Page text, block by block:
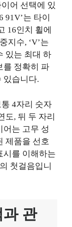
어 선택에 있
91V’는 타이
16인치 휠에
지수, ‘V’는
있는 최대 하
를 정확히 파
있습니다.
4자리 숫자
도, 뒤 두 자리
어는 고무 성
제품을 선호
시를 이해하는
첫걸음입니
관